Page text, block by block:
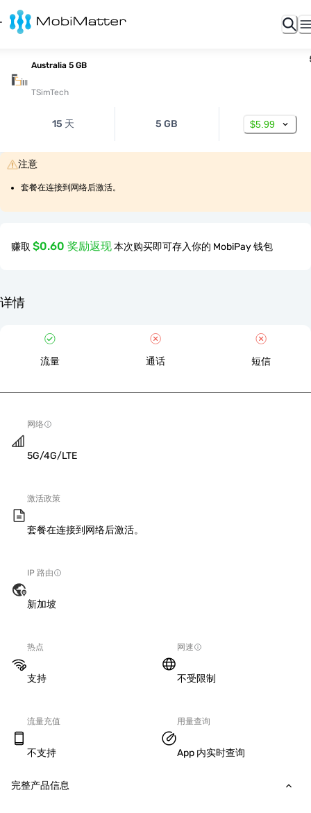
Australia 5 GB
TSimTech
15 天 5 GB $5.99
注意
套餐在连接到网络后激活。
赚取 $0.60 奖励返现本次购买即可存入你的 MobiPay 钱包
详情
流量 通话 短信
网络
5G/4G/LTE
激活政策
套餐在连接到网络后激活。
IP 路由
新加坡
热点
支持
网速
不受限制
流量充值
不支持
用量查询
App 内实时查询
完整产品信息